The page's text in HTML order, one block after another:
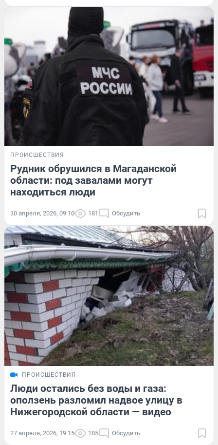
ПРОИСШЕСТВИЯ
Рудник обрушился в Магаданской
области: под завалами могут
находиться люди
30 апреля, 2026, 09:10 181 Обсудить
ПРОИСШЕСТВИЯ
Люди остались без воды и газа:
оползень разломил надвое улицу в
Нижегородской области — видео
27 апреля, 2026, 19:15 185 Обсудить